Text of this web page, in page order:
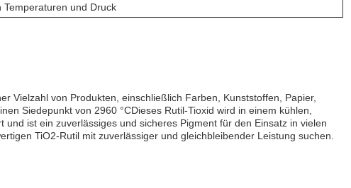
Temperaturen und Druck
Vielzahl von Produkten, einschließlich Farben, Kunststoffen, Papier,
Siedepunkt von 2960 °CDieses Rutil-Tioxid wird in einem kühlen,
ist ein zuverlässiges und sicheres Pigment für den Einsatz in vielen
TiO2-Rutil mit zuverlässiger und gleichbleibender Leistung suchen.